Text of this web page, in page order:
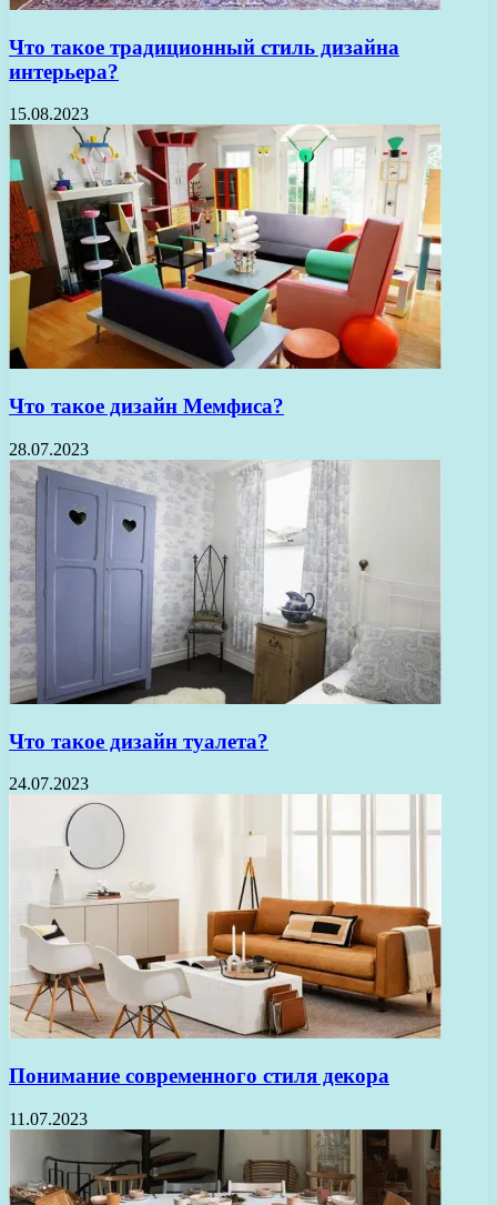
Что такое традиционный стиль дизайна
интерьера?
15.08.2023
Что такое дизайн Мемфиса?
28.07.2023
Что такое дизайн туалета?
24.07.2023
Понимание современного стиля декора
11.07.2023